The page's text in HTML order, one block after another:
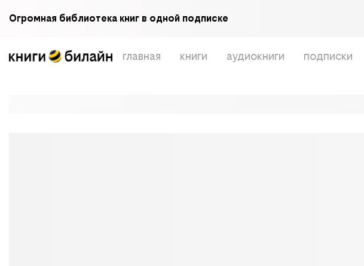
Огромная библиотека книг в одной подписке
главная книги аудиокниги подписки